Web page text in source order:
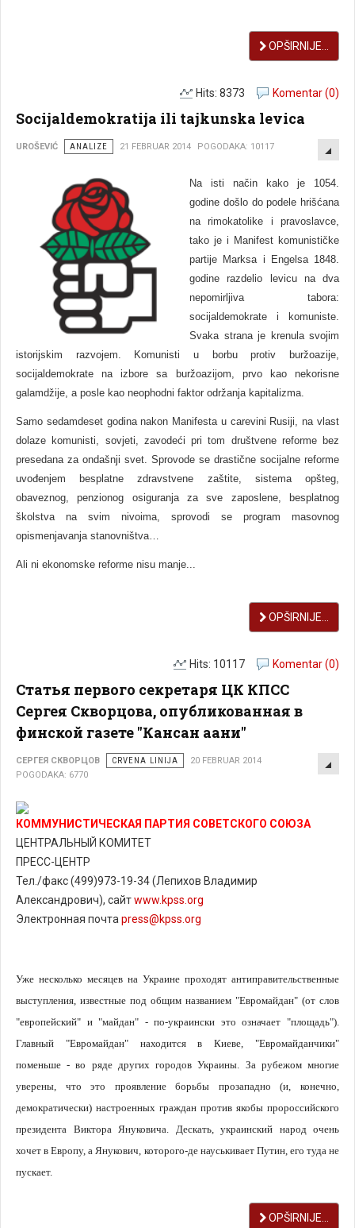
OPŠIRNIJE...
Komentar (0)
Hits: 8373
Socijaldemokratija ili tajkunska levica
UROŠEVIĆ ANALIZE 21 FEBRUAR 2014 POGODAKA: 10117
Na isti način kako je 1054.
godine došlo do podele hrišćana
na rimokatolike i pravoslavce,
tako je i Manifest komunističke
partije Marksa i Engelsa 1848.
godine razdelio levicu na dva
nepomirljiva tabora:
socijaldemokrate i komuniste.
Svaka strana je krenula svojim
istorijskim razvojem. Komunisti u borbu protiv buržoazije,
socijaldemokrate na izbore sa buržoazijom, prvo kao nekorisne
galamdžije, a posle kao neophodni faktor održanja kapitalizma.
Samo sedamdeset godina nakon Manifesta u carevini Rusiji, na vlast
dolaze komunisti, sovjeti, zavodeći pri tom društvene reforme bez
presedana za ondašnji svet. Sprovode se drastične socijalne reforme
uvođenjem besplatne zdravstvene zaštite, sistema opšteg,
obaveznog, penzionog osiguranja za sve zaposlene, besplatnog
školstva na svim nivoima, sprovodi se program masovnog
opismenjavanja stanovništva…
Ali ni ekonomske reforme nisu manje...
OPŠIRNIJE...
Komentar (0)
Hits: 10117
Статья первого секретаря ЦК КПСС
Сергея Скворцова, опубликованная в
финской газете "Кансан аани"
СЕРГЕЯ СКВОРЦОВ CRVENA LINIJA
20 FEBRUAR 2014
POGODAKA: 6770
КОММУНИСТИЧЕСКАЯ ПАРТИЯ СОВЕТСКОГО СОЮЗА
ЦЕНТРАЛЬНЫЙ КОМИТЕТ
ПРЕСС-ЦЕНТР
Тел./факс (499)973-19-34 (Лепихов Владимир
Александрович), сайтwww.kpss.org
Электронная почта press@kpss.org
Уже несколько месяцев на Украине проходят антиправительственные
выступления, известные под общим названием "Евромайдан" (от слов
"европейский" и "майдан" - по-украински это означает "площадь").
Главный "Евромайдан" находится в Киеве, "Евромайданчики"
поменьше - во ряде других городов Украины. За рубежом многие
уверены, что это проявление борьбы прозападно (и, конечно,
демократически) настроенных граждан против якобы пророссийского
президента Виктора Януковича. Дескать, украинский народ очень
хочет в Европу, а Янукович, которого-де науськивает Путин, его туда не
пускает.
OPŠIRNIJE...